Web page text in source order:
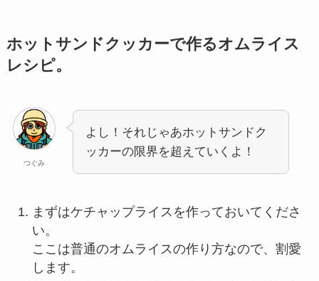
ホットサンドクッカーで作るオムライス
レシピ。
つぐみ
よし！それじゃあホットサンドク
ッカーの限界を超えていくよ！
まずはケチャップライスを作っておいてくださ
い。
ここは普通のオムライスの作り方なので、割愛
します。